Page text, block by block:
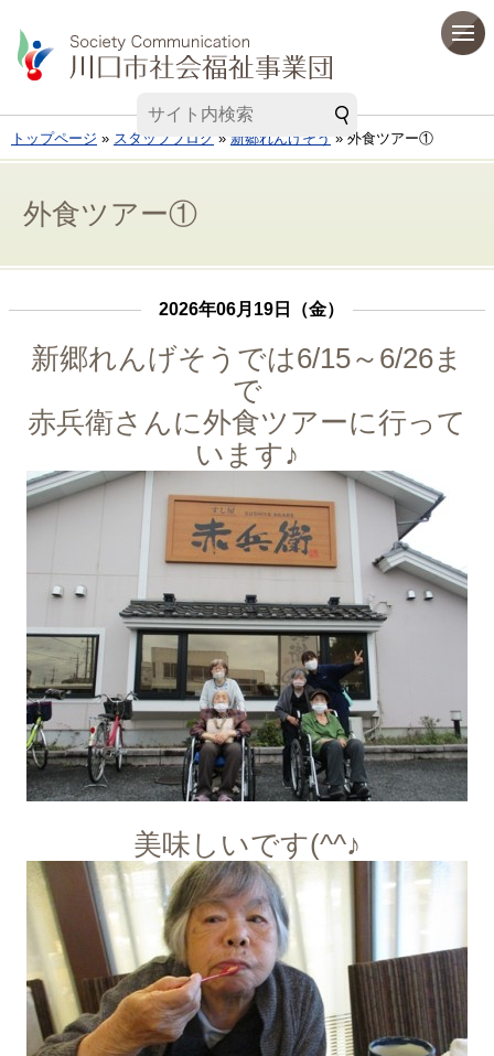
トップページ » スタッフブログ » 新郷れんげそう » 外食ツアー①
外食ツアー①
2026年06月19日（金）
新郷れんげそうでは6/15～6/26ま
で
赤兵衛さんに外食ツアーに行って
います♪
美味しいです(^^♪